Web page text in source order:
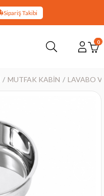
Sipariş Takibi
0
MUTFAK KABİN LAVABO